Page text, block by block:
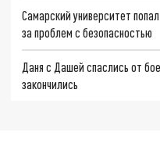
Самарский университет
за проблем с безопасностью
Даня с Дашей спаслись от
закончились